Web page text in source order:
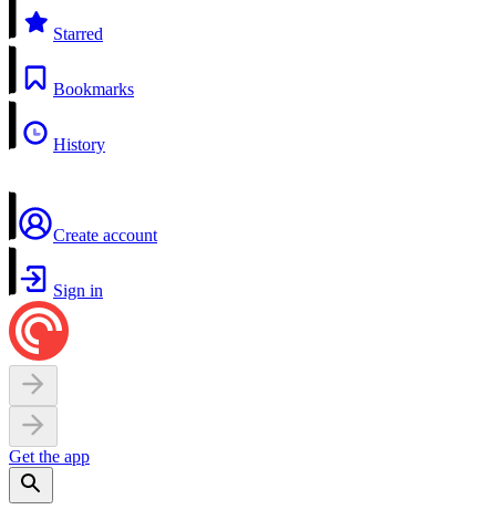
Starred
Bookmarks
History
Create account
Sign in
Get the app